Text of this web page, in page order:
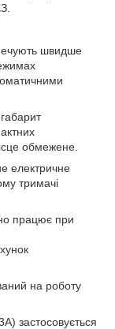
швидше
обмежене.
електричне
тримачі
працює при
на роботу
застосовується